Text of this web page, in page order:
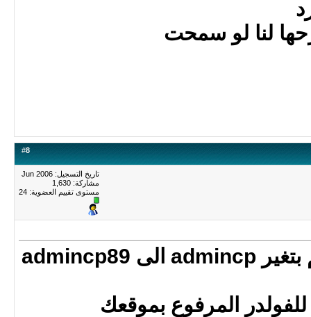
لنا لو سمحت
#8
تاريخ التسجيل: Jun 2006
مشاركة: 1,630
مستوى تقييم العضوية: 24
من ملف config.php قم بتغير admincp الى admincp89
المرفوع بموقعك